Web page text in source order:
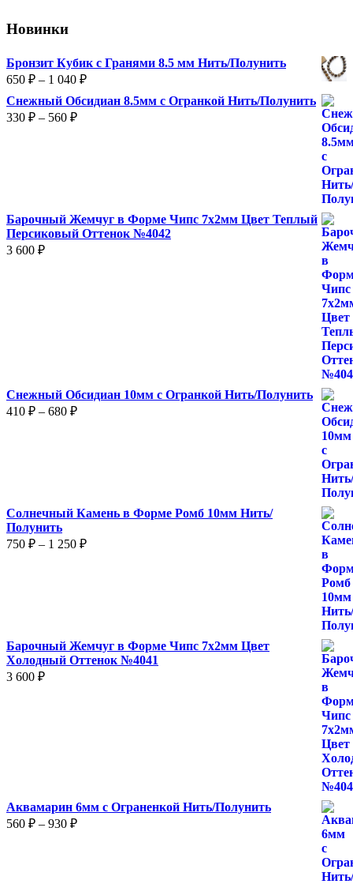
Новинки
Бронзит Кубик с Гранями 8.5 мм Нить/Полунить
650 ₽ – 1 040 ₽Диапазон
650 ₽
Снежный Обсидиан 8.5мм с Огранкой Нить/Полунить
330 ₽ – 560 ₽Диапазон
Барочный Жемчуг в Форме Чипс 7х2мм Цвет Теплый
Персиковый Оттенок №4042
3 600 ₽
Снежный Обсидиан 10мм с Огранкой Нить/Полунить
410 ₽ – 680 ₽Диапазон
Солнечный Камень в Форме Ромб 10мм Нить/
Полунить
750 ₽ – 1 250 ₽Диапазон
Барочный Жемчуг в Форме Чипс 7х2мм Цвет
Холодный Оттенок №4041
3 600 ₽
Аквамарин 6мм с Ограненкой Нить/Полунить
560 ₽ – 930 ₽Диапазон